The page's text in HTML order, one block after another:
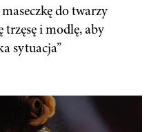
do twarzy
trzęsę i modlę, aby
sytuacja”